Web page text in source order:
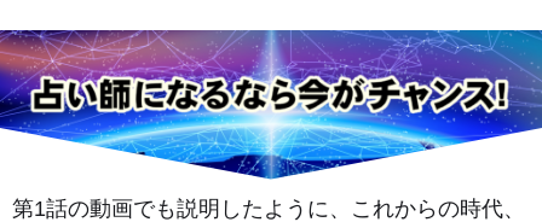
第1話の動画でも説明したように、これからの時代、